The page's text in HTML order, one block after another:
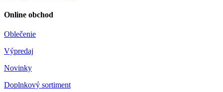
Online obchod
Oblečenie
Výpredaj
Novinky
Doplnkový sortiment